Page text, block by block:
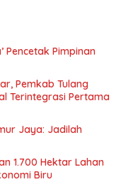
Pencetak Pimpinan
Pemkab Tulang
Terintegrasi Pertama
Jaya: Jadilah
1.700 Hektar Lahan
Biru